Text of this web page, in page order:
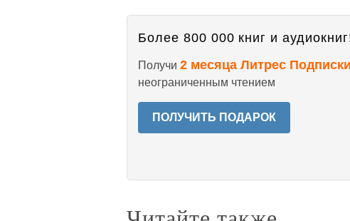
Более 800 000 книг и
Получи 2 месяца Литрес
неограниченным чтением
ПОЛУЧИТЬ ПОДАРОК